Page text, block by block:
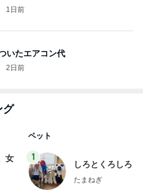
1日前
いたエアコン代
2日前
グ
女
ペット
1
しろとくろしろ
たまねぎ